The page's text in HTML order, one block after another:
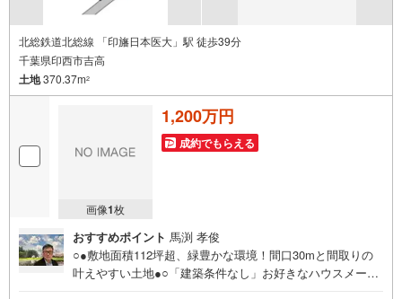
北総鉄道北総線 「印旛日本医大」駅 徒歩39分
千葉県印西市吉高
土地370.37m2
画像1枚
1,200万円
成約でもらえる
おすすめポイント 馬渕 孝俊
○●敷地面積112坪超、緑豊かな環境！間口30mと間取りの
叶えやすい土地●○「建築条件なし」お好きなハウスメーカ